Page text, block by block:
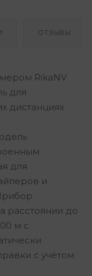
ОТЗЫВЫ
RikaNV
для
дистанциях
для
и
расстоянии до
м с
с учётом